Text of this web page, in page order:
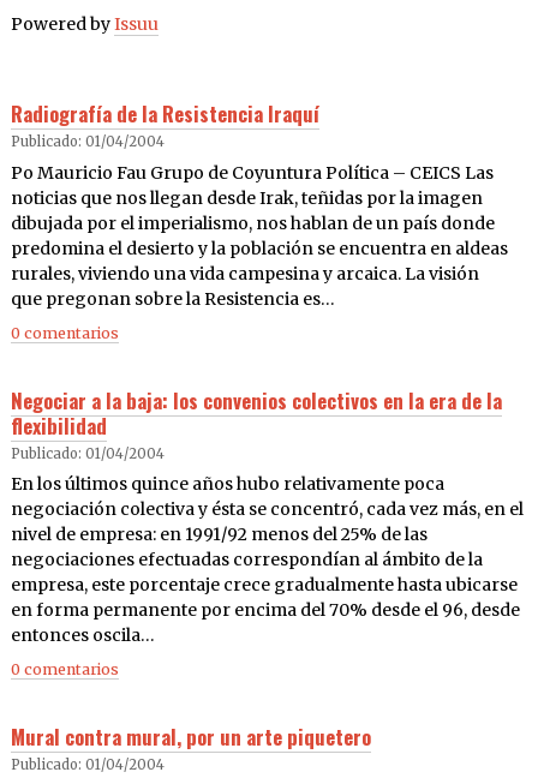
Powered byIssuu
Radiografía de la Resistencia Iraquí
Publicado: 01/04/2004
Po Mauricio Fau Grupo de Coyuntura Política – CEICS Las
noticias que nos llegan desde Irak, teñidas por la imagen
dibujada por el imperialismo, nos hablan de un país donde
predomina el desierto y la población se encuentra en aldeas
rurales, viviendo una vida campesina y arcaica. La visión
que pregonan sobre la Resistencia es…
0 comentarios
Negociar a la baja: los convenios colectivos en la era de la
flexibilidad
Publicado: 01/04/2004
En los últimos quince años hubo relativamente poca
negociación colectiva y ésta se concentró, cada vez más, en el
nivel de empresa: en 1991/92 menos del 25% de las
negociaciones efectuadas correspondían al ámbito de la
empresa, este porcentaje crece gradualmente hasta ubicarse
en forma permanente por encima del 70% desde el 96, desde
entonces oscila…
0 comentarios
Mural contra mural, por un arte piquetero
Publicado: 01/04/2004